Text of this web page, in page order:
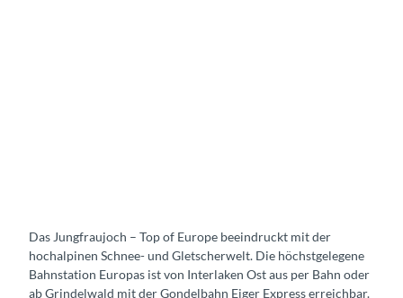
Das Jungfraujoch – Top of Europe beeindruckt mit der
hochalpinen Schnee- und Gletscherwelt. Die höchstgelegene
Bahnstation Europas ist von Interlaken Ost aus per Bahn oder
ab Grindelwald mit der Gondelbahn Eiger Express erreichbar.